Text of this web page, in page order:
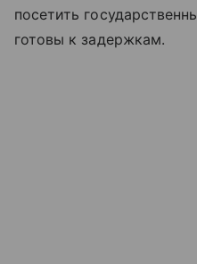
посетить
готовы к задержкам.